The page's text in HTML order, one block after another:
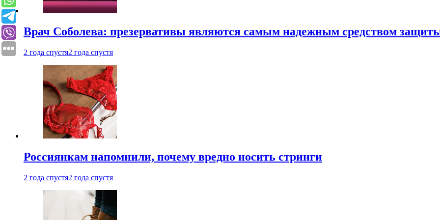
Врач Соболева: презервативы являются самым надежным средством
2 года спустя2 года спустя
Россиянкам напомнили, почему вредно носить стринги
2 года спустя2 года спустя